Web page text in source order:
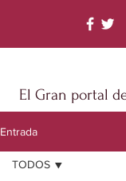
El Gran portal
Entrada
TODOS